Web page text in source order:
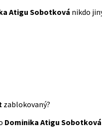
Atigu Sobotková nikdo
zablokovaný?
Dominika Atigu Sobotková